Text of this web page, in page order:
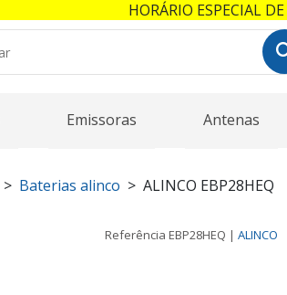
Emissoras Antenas
Baterias alinco ALINCO EBP28HEQ
Referência EBP28HEQ | ALINCO
HORÁRIO ESPECIAL DE